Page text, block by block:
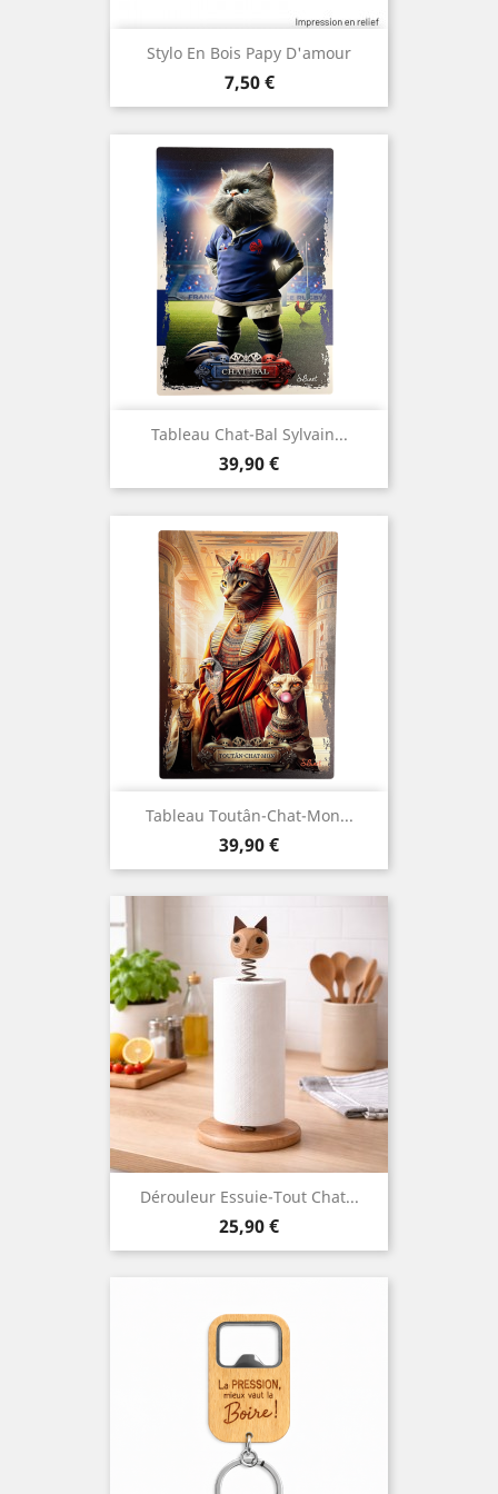
Stylo En Bois Papy D'amour
Prix
7,50 €
Tableau Chat-Bal Sylvain...
Prix
39,90 €
Tableau Toutân-Chat-Mon...
Prix
39,90 €
Dérouleur Essuie-Tout Chat...
Prix
25,90 €